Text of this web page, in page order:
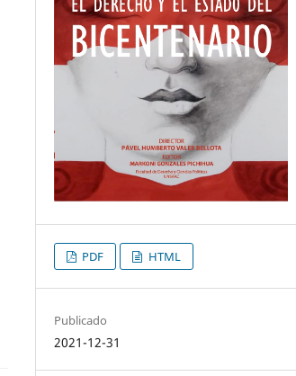
PDF HTML
Publicado
2021-12-31